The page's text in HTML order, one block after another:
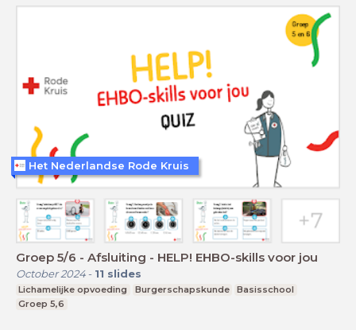
Groep 5/6 - Afsluiting - HELP! EHBO-skills voor jou
October 2024- 11 slides
Lichamelijke opvoeding Burgerschapskunde
Basisschool
Groep 5,6
Het Nederlandse Rode Kruis